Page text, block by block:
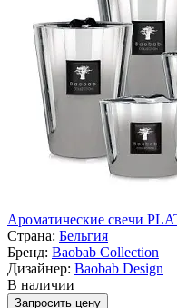
Ароматические свечи
Страна: Бельгия
Бренд: Baobab Collection
Дизайнер: Baobab Design
В наличии
Запросить цену